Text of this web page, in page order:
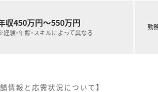
療科目
,神経内科,リハビリテーション科
収450万円～550万円
経験・年齢・スキルによって異なる
勤
舗情報と応需状況について】